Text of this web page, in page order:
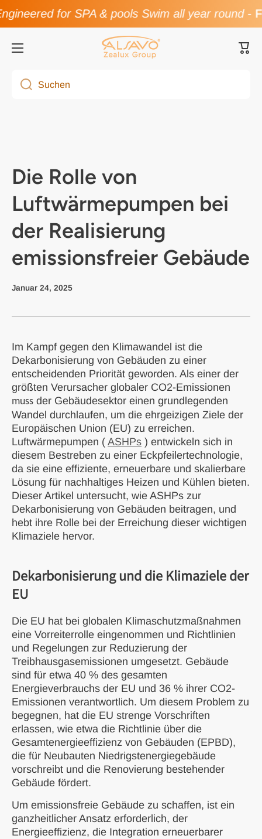
Direkt zum Inhalt
for SPA & pools Swim all year round-
Suchen
Die Rolle von
Luftwärmepumpen bei
der Realisierung
emissionsfreier Gebäude
Januar 24, 2025
Im Kampf gegen den Klimawandel ist die
Dekarbonisierung von Gebäuden zu einer
entscheidenden Priorität geworden. Als einer der
größten Verursacher globaler CO2-Emissionen
muss der Gebäudesektor einen grundlegenden
Wandel durchlaufen, um die ehrgeizigen Ziele der
Europäischen Union (EU) zu erreichen.
Luftwärmepumpen ( ASHPs ) entwickeln sich in
diesem Bestreben zu einer Eckpfeilertechnologie,
da sie eine effiziente, erneuerbare und skalierbare
Lösung für nachhaltiges Heizen und Kühlen bieten.
Dieser Artikel untersucht, wie ASHPs zur
Dekarbonisierung von Gebäuden beitragen, und
hebt ihre Rolle bei der Erreichung dieser wichtigen
Klimaziele hervor.
Dekarbonisierung und die Klimaziele der
EU
Die EU hat bei globalen Klimaschutzmaßnahmen
eine Vorreiterrolle eingenommen und Richtlinien
und Regelungen zur Reduzierung der
Treibhausgasemissionen umgesetzt. Gebäude
sind für etwa 40 % des gesamten
Energieverbrauchs der EU und 36 % ihrer CO2-
Emissionen verantwortlich. Um diesem Problem zu
begegnen, hat die EU strenge Vorschriften
erlassen, wie etwa die Richtlinie über die
Gesamtenergieeffizienz von Gebäuden (EPBD),
die für Neubauten Niedrigstenergiegebäude
vorschreibt und die Renovierung bestehender
Gebäude fördert.
Um emissionsfreie Gebäude zu schaffen, ist ein
ganzheitlicher Ansatz erforderlich, der
Energieeffizienz, die Integration erneuerbarer